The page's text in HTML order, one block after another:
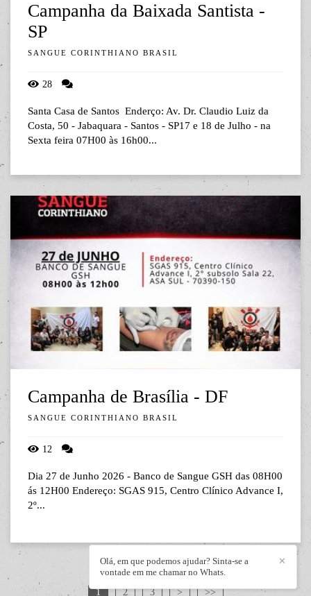
Campanha da Baixada Santista -
SP
SANGUE CORINTHIANO BRASIL
28
Santa Casa de Santos Enderço: Av. Dr. Claudio Luiz da
Costa, 50 - Jabaquara - Santos - SP17 e 18 de Julho - na
Sexta feira 07H00 às 16h00...
Campanha de Brasília - DF
SANGUE CORINTHIANO BRASIL
12
Dia 27 de Junho 2026 - Banco de Sangue GSH das 08H00
ás 12H00 Endereço: SGAS 915, Centro Clínico Advance I,
2º...
1 2 3 > >>
✕
Olá, em que podemos ajudar? Sinta-se a
vontade em me chamar no Whats.